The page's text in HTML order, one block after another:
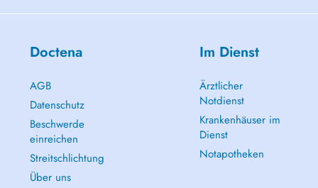
Doctena
AGB
Datenschutz
Beschwerde
einreichen
Streitschlichtung
Über uns
Im Dienst
Ärztlicher
Notdienst
Krankenhäuser im
Dienst
Notapotheken